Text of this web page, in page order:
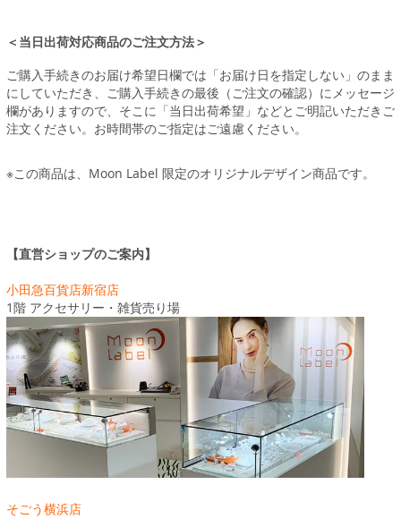
＜当日出荷対応商品のご注文方法＞
ご購入手続きのお届け希望日欄では「お届け日を指定しない」のまま
にしていただき、ご購入手続きの最後（ご注文の確認）にメッセージ
欄がありますので、そこに「当日出荷希望」などとご明記いただきご
注文ください。お時間帯のご指定はご遠慮ください。
※この商品は、Moon Label 限定のオリジナルデザイン商品です。
【直営ショップのご案内】
小田急百貨店新宿店
1階 アクセサリー・雑貨売り場
そごう横浜店